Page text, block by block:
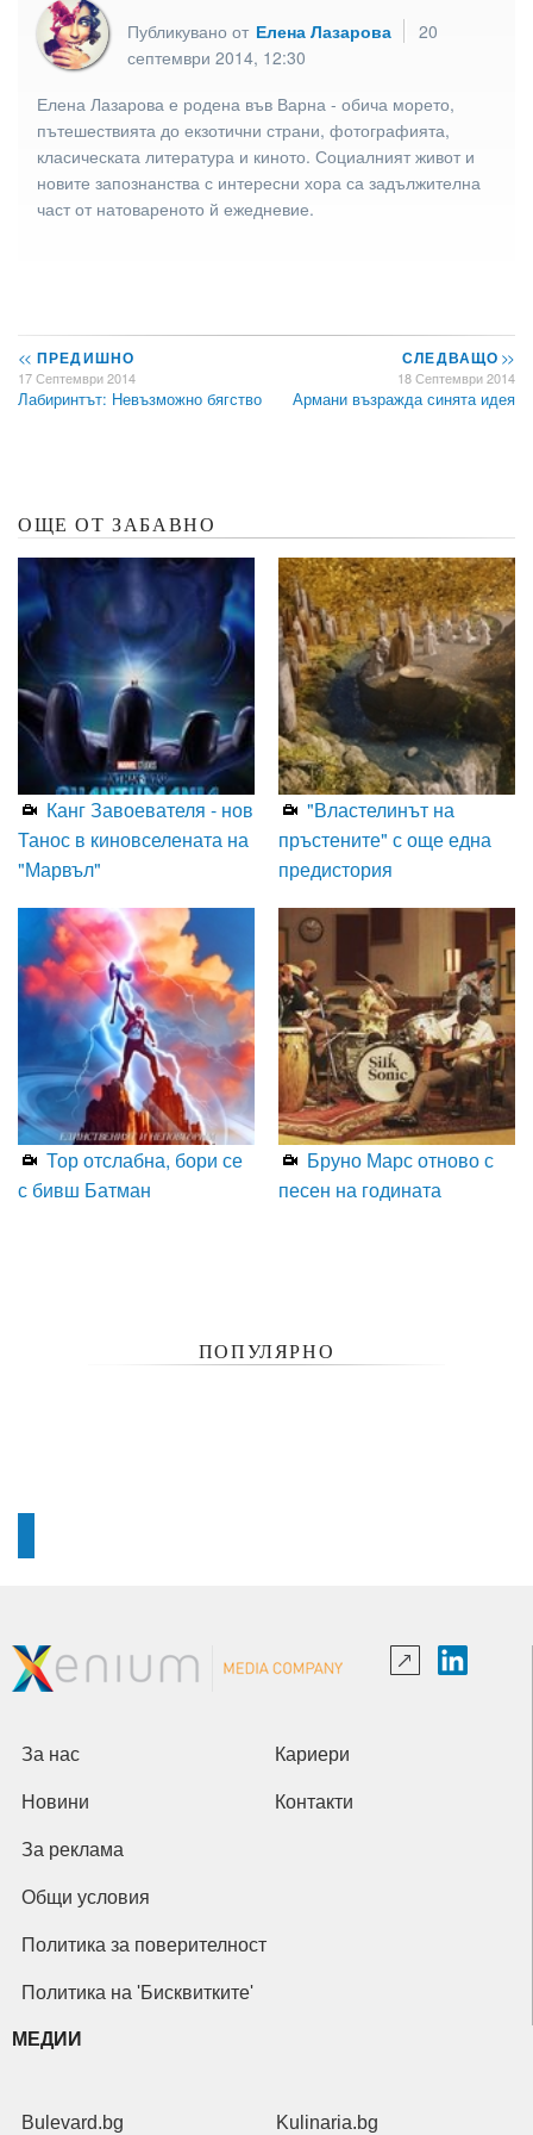
Публикувано от Елена Лазарова
20
септември 2014, 12:30
Елена Лазарова е родена във Варна - обича морето,
пътешествията до екзотични страни, фотографията,
класическата литература и киното. Социалният живот и
новите запознанства с интересни хора са задължителна
част от натовареното й ежедневие.
<< ПРЕДИШНО
17 Септември 2014
Лабиринтът: Невъзможно бягство
СЛЕДВАЩО>>
18 Септември 2014
Армани възражда синята идея
ОЩЕ ОТ ЗАБАВНО
Канг Завоевателя - нов
Танос в киновселената на
"Марвъл"
"Властелинът на
пръстените" с още една
предистория
Тор отслабна, бори се
с бивш Батман
Бруно Марс отново с
песен на годината
ПОПУЛЯРНО
За нас Кариери
Новини Контакти
За реклама
Общи условия
Политика за поверителност
Политика на 'Бисквитките'
МЕДИИ
Bulevard.bg Kulinaria.bg